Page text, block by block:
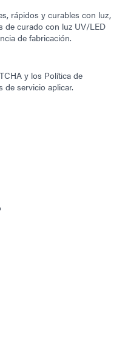
rápidos y curables con luz,
de curado con luz UV/LED
de fabricación.
y los Política de
de servicio aplicar.